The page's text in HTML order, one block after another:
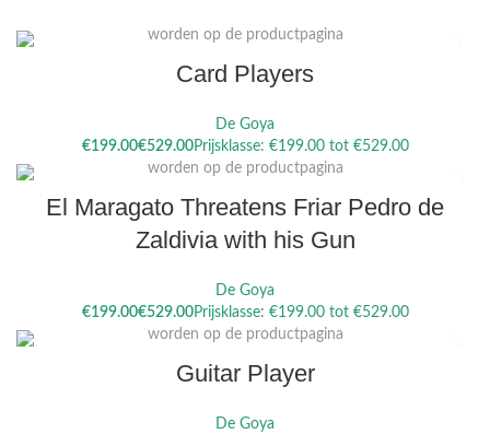
worden op de productpagina
Card Players
De Goya
€
€
Dit product heeft meerdere variaties. Deze optie kan gekozen
worden op de productpagina
El Maragato Threatens Friar Pedro de
Zaldivia with his Gun
De Goya
€
€
Dit product heeft meerdere variaties. Deze optie kan gekozen
worden op de productpagina
Guitar Player
De Goya